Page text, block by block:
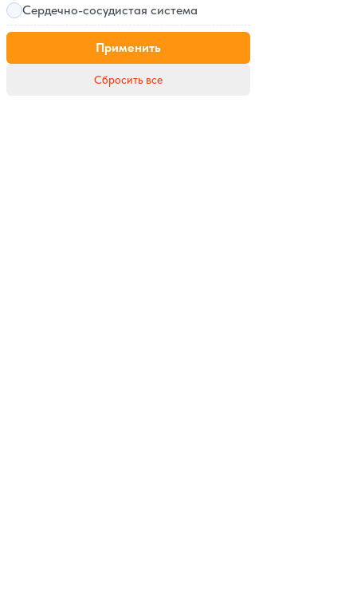
Сердечно-сосудистая система
Применить
Сбросить все